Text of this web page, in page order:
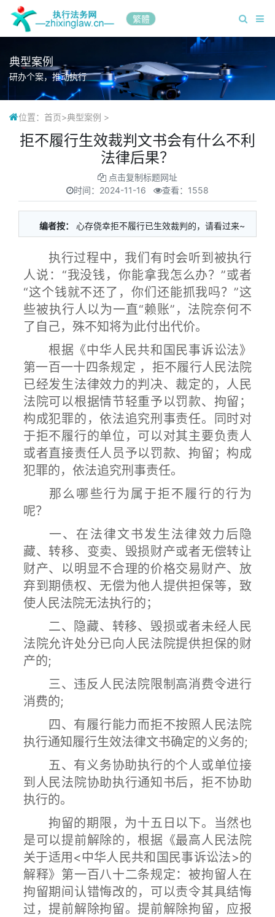
繁體
典型案例
研办个案，推动执行
位置： 首页>典型案例 >
拒不履行生效裁判文书会有什么不利
法律后果？
点击复制标题网址
时间： 2024-11-16 查看：1558
编者按： 心存侥幸拒不履行已生效裁判的，请看过来~
执行过程中，我们有时会听到被执行
人说：“我没钱，你能拿我怎么办？”或者
“这个钱就不还了，你们还能抓我吗？”这
些被执行人以为一直“赖账”，法院奈何不
了自己，殊不知将为此付出代价。
根据《中华人民共和国民事诉讼法》
第一百一十四条规定 ，拒不履行人民法院
已经发生法律效力的判决、裁定的，人民
法院可以根据情节轻重予以罚款、拘留；
构成犯罪的，依法追究刑事责任。同时对
于拒不履行的单位，可以对其主要负责人
或者直接责任人员予以罚款、拘留；构成
犯罪的，依法追究刑事责任。
那么哪些行为属于拒不履行的行为
呢？
一、在法律文书发生法律效力后隐
藏、转移、变卖、毁损财产或者无偿转让
财产、以明显不合理的价格交易财产、放
弃到期债权、无偿为他人提供担保等，致
使人民法院无法执行的；
二、隐藏、转移、毁损或者未经人民
法院允许处分已向人民法院提供担保的财
产的;
三、违反人民法院限制高消费令进行
消费的;
四、有履行能力而拒不按照人民法院
执行通知履行生效法律文书确定的义务的;
五、有义务协助执行的个人或单位接
到人民法院协助执行通知书后，拒不协助
执行的。
拘留的期限，为十五日以下。当然也
是可以提前解除的，根据《最高人民法院
关于适用<中华人民共和国民事诉讼法>的
解释》第一百八十二条规定：被拘留人在
拘留期间认错悔改的，可以责令其具结悔
过，提前解除拘留。提前解除拘留，应报